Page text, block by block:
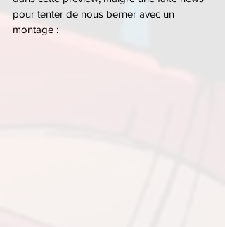
pour tenter de nous berner avec un
montage :